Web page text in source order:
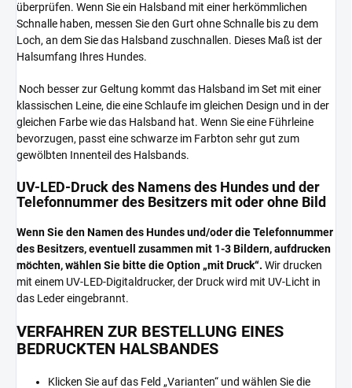
überprüfen. Wenn Sie ein Halsband mit einer herkömmlichen
Schnalle haben, messen Sie den Gurt ohne Schnalle bis zu dem
Loch, an dem Sie das Halsband zuschnallen. Dieses Maß ist der
Halsumfang Ihres Hundes.
Noch besser zur Geltung kommt das Halsband im Set mit einer
klassischen Leine, die eine Schlaufe im gleichen Design und in der
gleichen Farbe wie das Halsband hat. Wenn Sie eine Führleine
bevorzugen, passt eine schwarze im Farbton sehr gut zum
gewölbten Innenteil des Halsbands.
UV-LED-Druck des Namens des Hundes und der
Telefonnummer des Besitzers mit oder ohne Bild
Wenn Sie den Namen des Hundes und/oder die Telefonnummer
des Besitzers, eventuell zusammen mit 1-3 Bildern, aufdrucken
möchten, wählen Sie bitte die Option „mit Druck“. Wir drucken
mit einem UV-LED-Digitaldrucker, der Druck wird mit UV-Licht in
das Leder eingebrannt.
VERFAHREN ZUR BESTELLUNG EINES
BEDRUCKTEN HALSBANDES
Klicken Sie auf das Feld „Varianten“ und wählen Sie die